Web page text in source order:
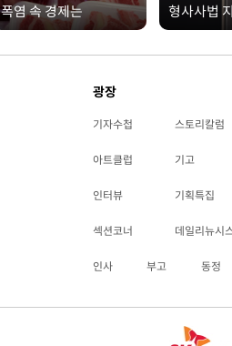
폭염 속 경제는 형사사법
광장
기자수첩 스토리칼럼
아트클럽 기고
인터뷰 기획특집
섹션코너 데일리뉴시
인사 부고 동정